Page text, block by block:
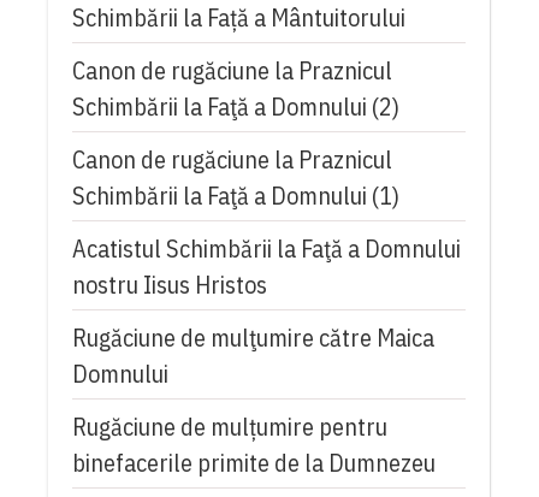
Schimbării la Față a Mântuitorului
Canon de rugăciune la Praznicul
Schimbării la Faţă a Domnului (2)
Canon de rugăciune la Praznicul
Schimbării la Faţă a Domnului (1)
Acatistul Schimbării la Faţă a Domnului
nostru Iisus Hristos
Rugăciune de mulţumire către Maica
Domnului
Rugăciune de mulțumire pentru
binefacerile primite de la Dumnezeu